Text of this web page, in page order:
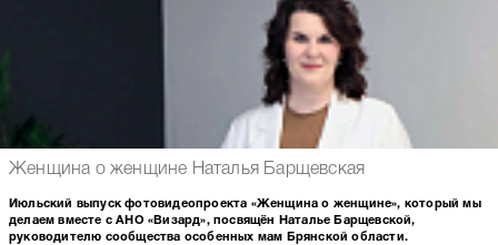
Женщина о женщине Наталья Барщевская
Июльский выпуск фотовидеопроекта «Женщина о женщине», который мы
делаем вместе с АНО «Визард», посвящён Наталье Барщевской,
руководителю сообщества особенных мам Брянской области.